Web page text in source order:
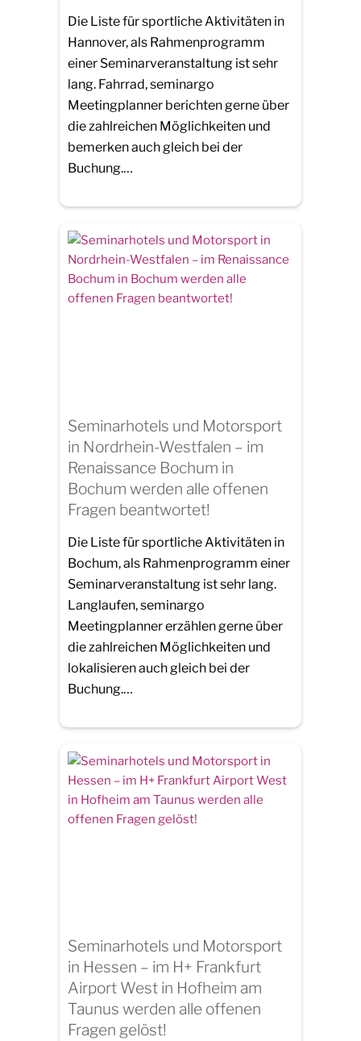
Die Liste für sportliche Aktivitäten in
Hannover, als Rahmenprogramm
einer Seminarveranstaltung ist sehr
lang. Fahrrad, seminargo
Meetingplanner berichten gerne über
die zahlreichen Möglichkeiten und
bemerken auch gleich bei der
Buchung.…
Seminarhotels und Motorsport
in Nordrhein-Westfalen – im
Renaissance Bochum in
Bochum werden alle offenen
Fragen beantwortet!
Die Liste für sportliche Aktivitäten in
Bochum, als Rahmenprogramm einer
Seminarveranstaltung ist sehr lang.
Langlaufen, seminargo
Meetingplanner erzählen gerne über
die zahlreichen Möglichkeiten und
lokalisieren auch gleich bei der
Buchung.…
Seminarhotels und Motorsport
in Hessen – im H+ Frankfurt
Airport West in Hofheim am
Taunus werden alle offenen
Fragen gelöst!